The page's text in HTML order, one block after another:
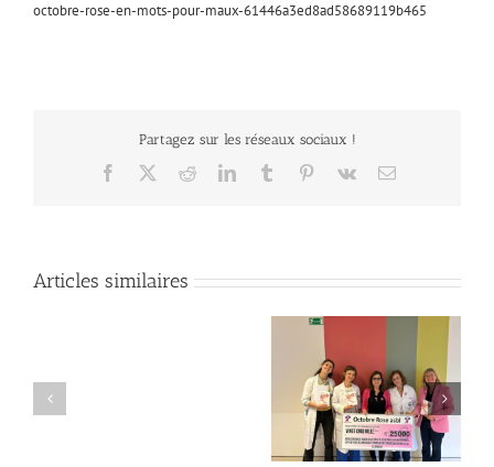
octobre-rose-en-mots-pour-maux-61446a3ed8ad58689119b465
Partagez sur les réseaux sociaux !
Facebook RedditLinkedInTumblr Pinterest
Vk Email
Articles similaires
SOLIDAIRE POUR LA
RECHERCHE DANS LA
LUTTE CONTRE LE
CANCER DU SEIN